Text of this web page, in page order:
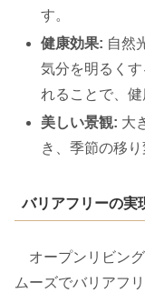
す。
健康効果: 自然
気分を明るく
れることで、
美しい景観: 大
き、季節の移
バリアフリーの実
オープンリビング
ムーズでバリアフ